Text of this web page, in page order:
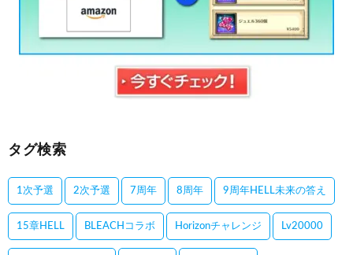
タグ検索
1次予選 2次予選 7周年 8周年 9周年HELL未来の答え
15章HELL BLEACHコラボ Horizonチャレンジ Lv20000